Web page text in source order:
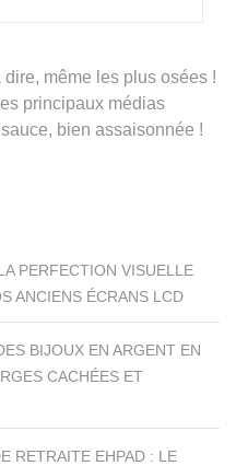
même les plus osées !
principaux médias
bien assaisonnée !
PERFECTION VISUELLE
ANCIENS ÉCRANS LCD
BIJOUX EN ARGENT EN
CACHÉES ET
RETRAITE EHPAD : LE